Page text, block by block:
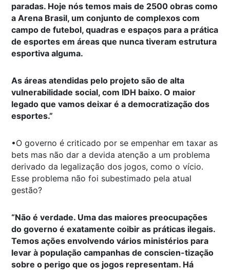
paradas. Hoje nós temos mais de 2500 obras como
a Arena Brasil, um conjunto de complexos com
campo de futebol, quadras e espaços para a prática
de esportes em áreas que nunca tiveram estrutura
esportiva alguma.
As áreas atendidas pelo projeto são de alta
vulnerabilidade social, com IDH baixo. O maior
legado que vamos deixar é a democratização dos
esportes.”
•O governo é criticado por se empenhar em taxar as
bets mas não dar a devida atenção a um problema
derivado da legalização dos jogos, como o vício.
Esse problema não foi subestimado pela atual
gestão?
“Não é verdade. Uma das maiores preocupações
do governo é exatamente coibir as práticas ilegais.
Temos ações envolvendo vários ministérios para
levar à população campanhas de conscien-tização
sobre o perigo que os jogos representam. Há